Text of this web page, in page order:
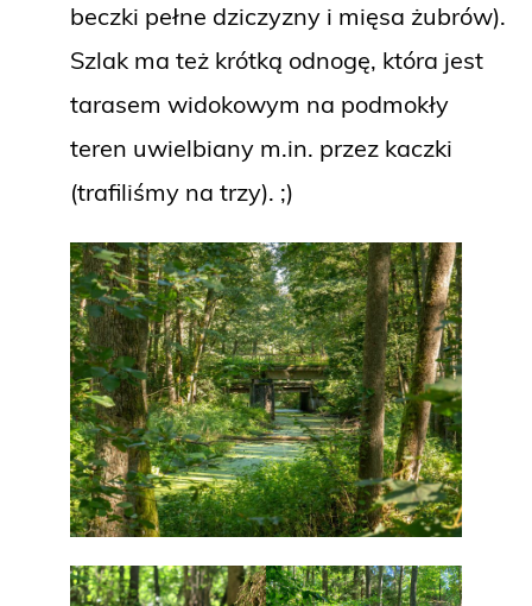
beczki pełne dziczyzny i mięsa żubrów).
Szlak ma też krótką odnogę, która jest
tarasem widokowym na podmokły
teren uwielbiany m.in. przez kaczki
(trafiliśmy na trzy). ;)